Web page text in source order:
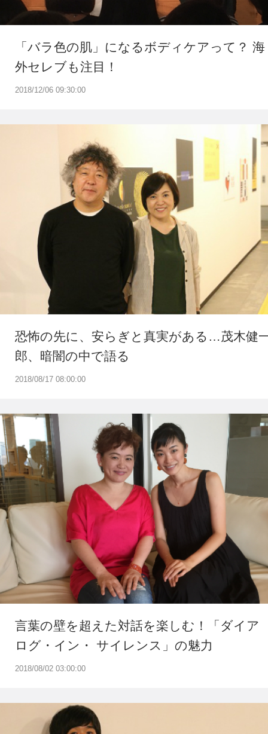
2018/12/06 09:30:00
「バラ色の肌」になるボディケアって？ 海
外セレブも注目！
2018/08/17 08:00:00
恐怖の先に、安らぎと真実がある…茂木健
郎、暗闇の中で語る
2018/08/02 03:00:00
言葉の壁を超えた対話を楽しむ！「ダイア
ログ・イン・ サイレンス」の魅力